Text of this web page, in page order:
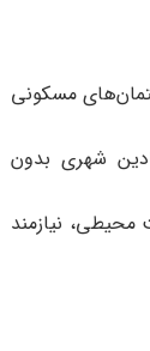
مسکونی
شهری بدون
نیازمند